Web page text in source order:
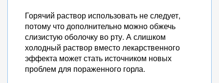
Горячий раствор использовать не следует,
потому что дополнительно можно обжечь
слизистую оболочку во рту. А слишком
холодный раствор вместо лекарственного
эффекта может стать источником новых
проблем для пораженного горла.